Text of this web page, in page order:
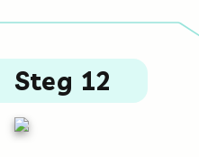
Steg 12